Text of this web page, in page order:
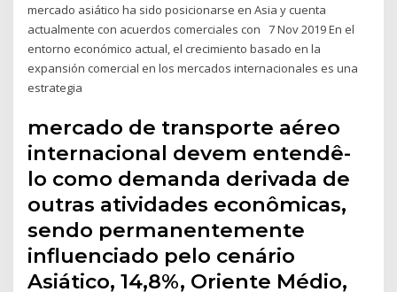
mercado asiático ha sido posicionarse en Asia y cuenta
actualmente con acuerdos comerciales con 7 Nov 2019 En el
entorno económico actual, el crecimiento basado en la
expansión comercial en los mercados internacionales es una
estrategia
mercado de transporte aéreo
internacional devem entendê-
lo como demanda derivada de
outras atividades econômicas,
sendo permanentemente
influenciado pelo cenário
Asiático, 14,8%, Oriente Médio,